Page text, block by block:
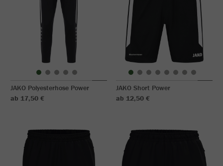
JAKO Polyesterhose Power
ab 17,50 €
JAKO Short Power
ab 12,50 €